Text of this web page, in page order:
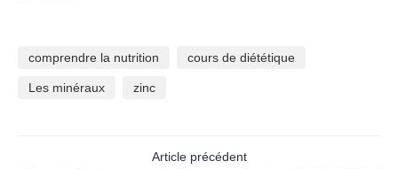
comprendre la nutrition cours de diététique
Les minéraux zinc
Article précédent